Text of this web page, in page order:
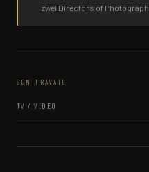
zwei Directors of
SON TRAVAIL
TV / VIDEO